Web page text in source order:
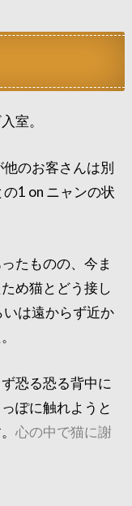
室。
のお客さんは別
1 on ニャンの状
たものの、今ま
め猫とどう接し
は遠からず近か
恐る恐る背中に
ぽに触れようと
心の中で猫に謝